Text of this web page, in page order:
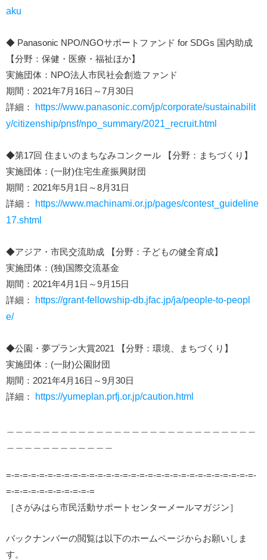
aku
◆ Panasonic NPO/NGOサポートファンド for SDGs 国内助成
【分野：保健・医療・福祉ほか】
実施団体：NPO法人市民社会創造ファンド
期間：2021年7月16日～7月30日
詳細：
https://www.panasonic.com/jp/corporate/sustainabilit
y/citizenship/pnsf/npo_summary/2021_recruit.html
◆第17回 住まいのまちなみコンクール 【分野：まちづくり】
実施団体：(一財)住宅生産振興財団
期間：2021年5月1日～8月31日
詳細：
https://www.machinami.or.jp/pages/contest_guideline
17.shtml
◆アジア・市民交流助成 【分野：子どもの健全育成】
実施団体：(独)国際交流基金
期間：2021年4月1日～9月15日
詳細：
https://grant-fellowship-db.jfac.jp/ja/people-to-peopl
e/
◆公園・夢プラン大賞2021 【分野：環境、まちづくり】
実施団体：(一財)公園財団
期間：2021年4月16日～9月30日
詳細：
https://yumeplan.prfj.or.jp/caution.html
=-=-=-=-=-=-=-=-=-=-=-=-=-=-=-=-=-=-=-=-=-=-=-=-=-=-=-=-=-=-
=-=-=-=-=-=-=-=-=-=-=
［さがみはら市民活動サポートセンターメールマガジン］
バックナンバーの閲覧は以下のホームページからお願いしま
す。